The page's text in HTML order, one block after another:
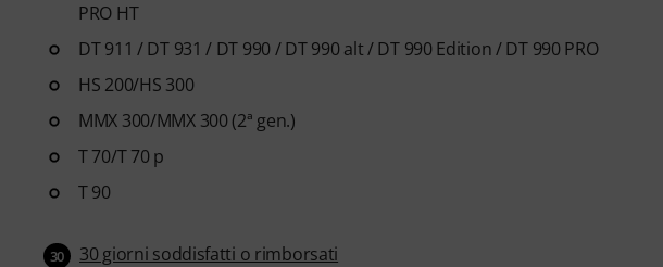
PRO HT
DT 911 / DT 931 / DT 990 / DT 990 alt / DT 990 Edition / DT 990 PRO
HS 200/HS 300
MMX 300/MMX 300 (2ª gen.)
T 70/T 70 p
T 90
30 30 giorni soddisfatti o rimborsati